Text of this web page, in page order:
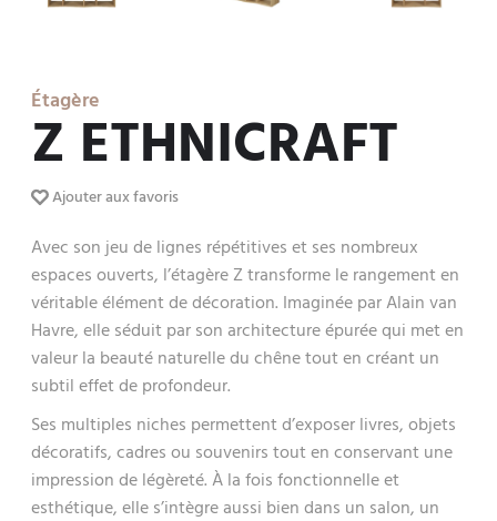
Étagère
Z ETHNICRAFT
Ajouter aux favoris
Avec son jeu de lignes répétitives et ses nombreux
espaces ouverts, l’étagère Z transforme le rangement en
véritable élément de décoration. Imaginée par Alain van
Havre, elle séduit par son architecture épurée qui met en
valeur la beauté naturelle du chêne tout en créant un
subtil effet de profondeur.
Ses multiples niches permettent d’exposer livres, objets
décoratifs, cadres ou souvenirs tout en conservant une
impression de légèreté. À la fois fonctionnelle et
esthétique, elle s’intègre aussi bien dans un salon, un